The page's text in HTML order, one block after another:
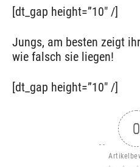
[dt_gap height=”10″ /]
Jungs, am besten zeigt
wie falsch sie liegen!
[dt_gap height=”10″ /]
0